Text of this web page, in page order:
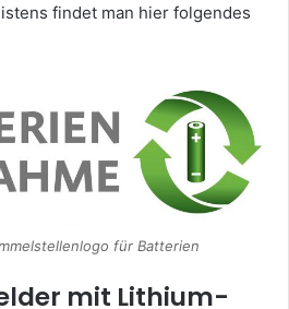
findet man hier folgendes
für Batterien
mit Lithium-